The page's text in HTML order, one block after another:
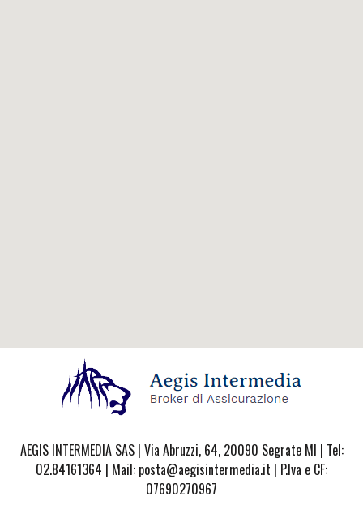
AEGIS INTERMEDIA SAS | Via Abruzzi, 64, 20090 Segrate MI | Tel:
02.84161364 | Mail: posta@aegisintermedia.it | P.Iva e CF:
07690270967